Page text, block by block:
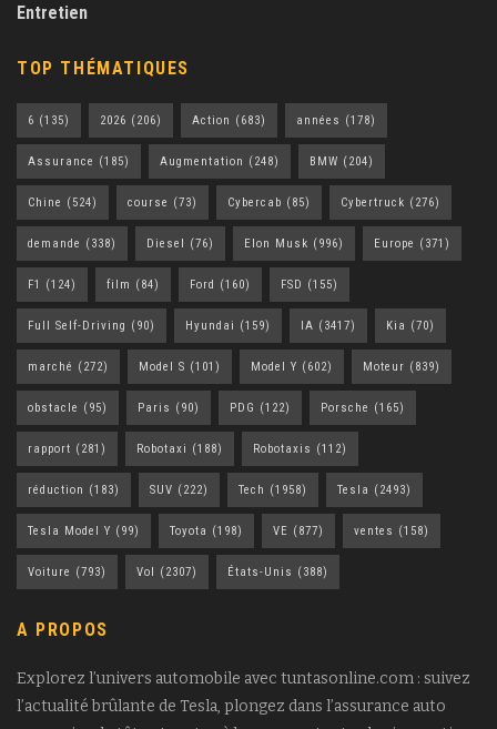
Entretien
TOP THÉMATIQUES
6 (135) 2026 (206) Action (683) années (178)
Assurance (185) Augmentation (248) BMW (204)
Chine (524) course (73) Cybercab (85) Cybertruck (276)
demande (338) Diesel (76) Elon Musk (996) Europe (371)
F1 (124) film (84) Ford (160) FSD (155)
Full Self-Driving (90) Hyundai (159) IA (3417) Kia (70)
marché (272) Model S (101) Model Y (602) Moteur (839)
obstacle (95) Paris (90) PDG (122) Porsche (165)
rapport (281) Robotaxi (188) Robotaxis (112)
réduction (183) SUV (222) Tech (1958) Tesla (2493)
Tesla Model Y (99) Toyota (198) VE (877) ventes (158)
Voiture (793) Vol (2307) États-Unis (388)
A PROPOS
Explorez l’univers automobile avec tuntasonline.com : suivez
l’actualité brûlante de Tesla, plongez dans l’assurance auto